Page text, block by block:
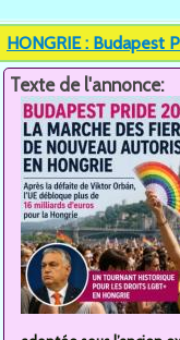
HONGRIE : Budapest
Texte de l'annonce: